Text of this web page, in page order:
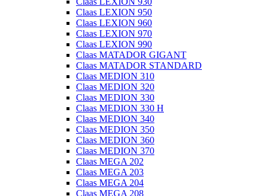
Claas LEXION 950
Claas LEXION 960
Claas LEXION 970
Claas LEXION 990
Claas MATADOR GIGANT
Claas MATADOR STANDARD
Claas MEDION 310
Claas MEDION 320
Claas MEDION 330
Claas MEDION 330 H
Claas MEDION 340
Claas MEDION 350
Claas MEDION 360
Claas MEDION 370
Claas MEGA 202
Claas MEGA 203
Claas MEGA 204
Claas MEGA 208